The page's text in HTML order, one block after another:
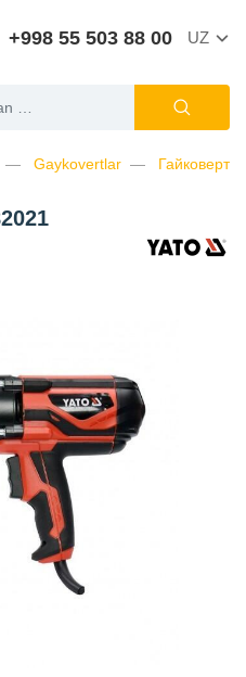
+998 55 503 88 00 UZ
Gaykovertlar Гайковерт